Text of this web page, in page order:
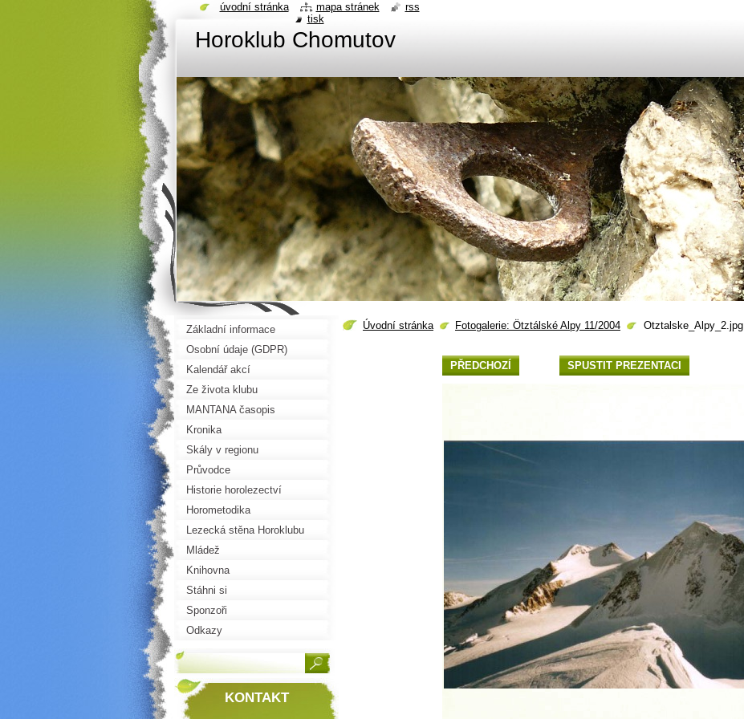
Horoklub Chomutov
Úvodní stránka Fotogalerie: Ötztálské Alpy 11/2004 Otztalske_Alpy_2.jpg
PŘEDCHOZÍ SPUSTIT PREZENTACI
Základní informace
Osobní údaje (GDPR)
Kalendář akcí
Ze života klubu
MANTANA časopis
Kronika
Skály v regionu
Průvodce
Historie horolezectví
Horometodika
Lezecká stěna Horoklubu
Mládež
Knihovna
Stáhni si
Sponzoři
Odkazy
KONTAKT
úvodní stránka mapa stránek
rss
tisk